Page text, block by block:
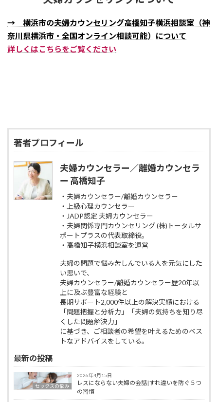
→ 横浜市の夫婦カウンセリング高橋知子横浜相談室（神
奈川県横浜市・全国オンライン相談可能）について
詳しくはこちらをご覧ください
著者プロフィール
夫婦カウンセラー／離婚カウンセラ
ー 高橋知子
・夫婦カウンセラー/離婚カウンセラー
・上級心理カウンセラー
・JADP認定 夫婦カウンセラー
・夫婦関係専門カウンセリング (株)トータルサ
ポートプラスの代表取締役。
・高橋知子横浜相談室を運営
夫婦の問題で悩み苦しんでいる人を元気にした
い思いで、
夫婦カウンセラー/離婚カウンセラー歴20年以
上に及ぶ豊富な経験と
長期サポート2,000件以上の解決実績における
「問題把握と分析力」「夫婦の気持ちを知り尽
くした問題解決力」
に基づき、ご相談者の希望を叶えるためのベス
トなアドバイスをしている。
最新の投稿
セックスの悩み
2026年4月15日
レスにならない夫婦の会話|すれ違いを防ぐ５つ
の習慣